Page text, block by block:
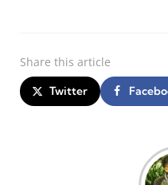
Share this article
Twitter